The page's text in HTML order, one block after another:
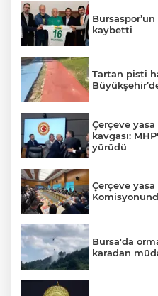
kaybetti
Tartan pisti
Çerçeve
kavgası:
yürüdü
Çerçeve
Bursa'da
karadan